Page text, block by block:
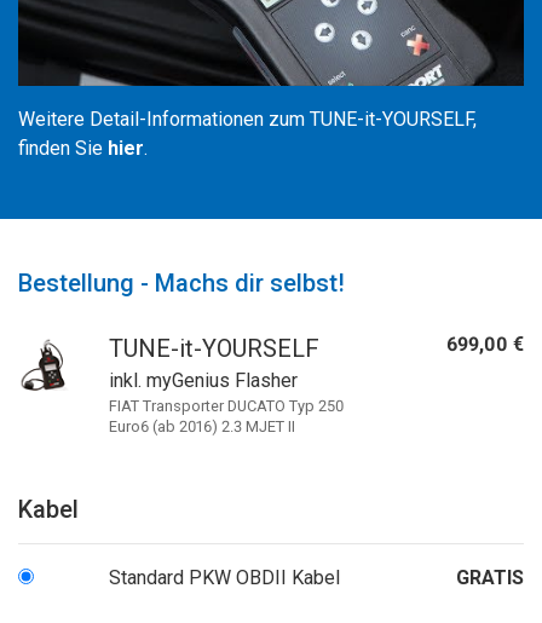
Weitere Detail-Informationen zum TUNE-it-YOURSELF,
finden Sie hier.
Bestellung - Machs dir selbst!
TUNE-it-YOURSELF
inkl. myGenius Flasher
FIAT Transporter DUCATO Typ 250
Euro6 (ab 2016) 2.3 MJET II
699,00 €
Kabel
Standard PKW OBDII Kabel GRATIS